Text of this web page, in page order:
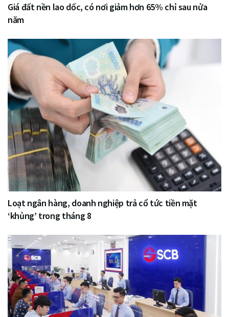
Giá đất nền lao dốc, có nơi giảm hơn 65% chỉ sau nửa
năm
Loạt ngân hàng, doanh nghiệp trả cổ tức tiền mặt
‘khủng’ trong tháng 8